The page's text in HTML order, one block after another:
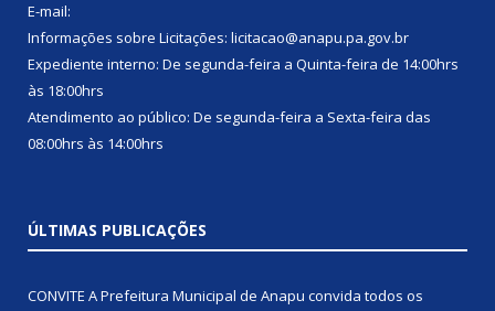
E-mail:
Informações sobre Licitações: licitacao@anapu.pa.gov.br
Expediente interno: De segunda-feira a Quinta-feira de 14:00hrs
às 18:00hrs
Atendimento ao público: De segunda-feira a Sexta-feira das
08:00hrs às 14:00hrs
ÚLTIMAS PUBLICAÇÕES
CONVITE A Prefeitura Municipal de Anapu convida todos os